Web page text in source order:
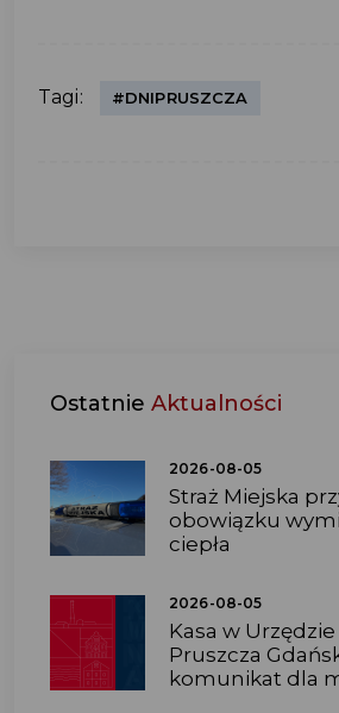
Tagi: #DNIPRUSZCZA
Ostatnie Aktualności
2026-08-05
Straż Miejska
obowiązku
ciepła
2026-08-05
Kasa w
Pruszcza
komunikat dla